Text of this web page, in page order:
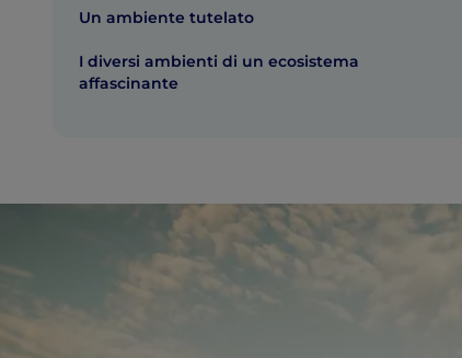
Un ambiente tutelato
I diversi ambienti di un ecosistema
affascinante